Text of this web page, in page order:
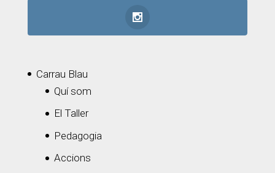
Carrau Blau
Quí som
El Taller
Pedagogia
Accions